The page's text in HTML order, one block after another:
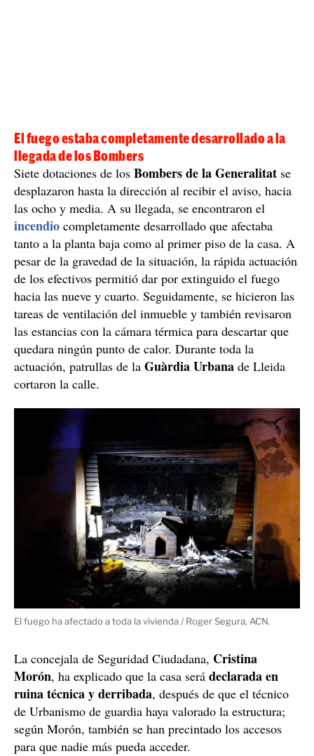
El fuego estaba completamente desarrollado a la
llegada de los Bombers
Siete dotaciones de los Bombers de la Generalitat se
desplazaron hasta la dirección al recibir el aviso, hacia
las ocho y media. A su llegada, se encontraron el
incendio completamente desarrollado que afectaba
tanto a la planta baja como al primer piso de la casa. A
pesar de la gravedad de la situación, la rápida actuación
de los efectivos permitió dar por extinguido el fuego
hacia las nueve y cuarto. Seguidamente, se hicieron las
tareas de ventilación del inmueble y también revisaron
las estancias con la cámara térmica para descartar que
quedara ningún punto de calor. Durante toda la
actuación, patrullas de la Guàrdia Urbana de Lleida
cortaron la calle.
El fuego ha afectado a toda la vivienda / Roger Segura, ACN.
La concejala de Seguridad Ciudadana, Cristina
Morón, ha explicado que la casa será declarada en
ruina técnica y derribada, después de que el técnico
de Urbanismo de guardia haya valorado la estructura;
según Morón, también se han precintado los accesos
para que nadie más pueda acceder.